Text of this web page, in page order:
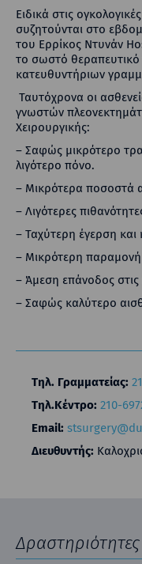
Ειδικά στις
συζητούνται στο
του Ερρίκος Ντυνάν
το σωστό
κατευθυντήριων
Ταυτόχρονα οι
γνωστών
Χειρουργικής:
– Σαφώς μικρότερο
λιγότερο πόνο.
– Μικρότερα ποσοστά
– Λιγότερες
– Ταχύτερη έγερση και
– Μικρότερη
– Άμεση επάνοδος
– Σαφώς καλύτερο
Τηλ. Γραμματείας:
Τηλ.Κέντρο: 210-
Email:
Διευθυντής:
Δραστηριότητες